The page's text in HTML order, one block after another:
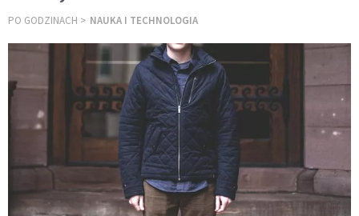
PO GODZINACH NAUKA I TECHNOLOGIA